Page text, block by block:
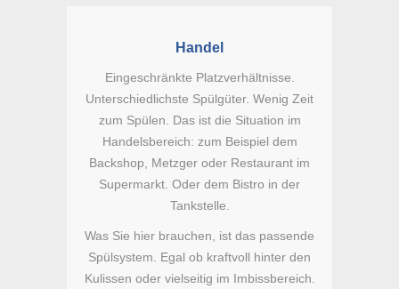
Handel
Eingeschränkte Platzverhältnisse.
Unterschiedlichste Spülgüter. Wenig Zeit
zum Spülen. Das ist die Situation im
Handelsbereich: zum Beispiel dem
Backshop, Metzger oder Restaurant im
Supermarkt. Oder dem Bistro in der
Tankstelle.
Was Sie hier brauchen, ist das passende
Spülsystem. Egal ob kraftvoll hinter den
Kulissen oder vielseitig im Imbissbereich.